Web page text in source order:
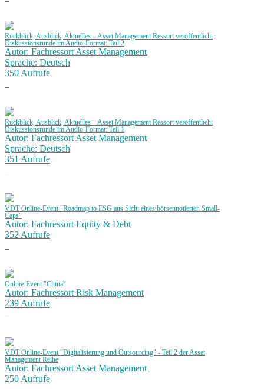
Rückblick, Ausblick, Aktuelles – Asset Management Ressort veröffentlicht
Diskussionsrunde im Audio-Format: Teil 2
Autor: Fachressort Asset Management
Sprache: Deutsch
350 Aufrufe
Rückblick, Ausblick, Aktuelles – Asset Management Ressort veröffentlicht
Diskussionsrunde im Audio-Format: Teil 1
Autor: Fachressort Asset Management
Sprache: Deutsch
351 Aufrufe
VDT Online-Event "Roadmap to ESG aus Sicht eines börsennotierten Small-
Caps"
Autor: Fachressort Equity & Debt
352 Aufrufe
Online-Event "China"
Autor: Fachressort Risk Management
239 Aufrufe
VDT Online-Event "Digitalisierung und Outsourcing" - Teil 2 der Asset
Management Reihe
Autor: Fachressort Asset Management
250 Aufrufe